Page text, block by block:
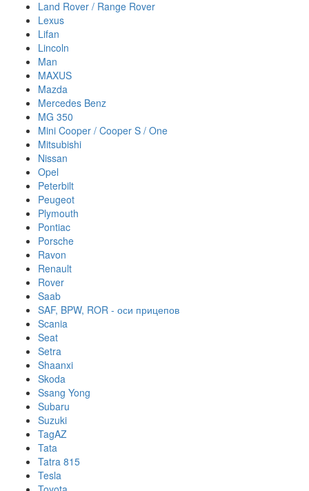
Land Rover / Range Rover
Lexus
Lifan
Lincoln
Man
MAXUS
Mazda
Mercedes Benz
MG 350
Mini Cooper / Cooper S / One
Mitsubishi
Nissan
Opel
Peterbilt
Peugeot
Plymouth
Pontiac
Porsche
Ravon
Renault
Rover
Saab
SAF, BPW, ROR - оси прицепов
Scania
Seat
Setra
Shaanxi
Skoda
Ssang Yong
Subaru
Suzuki
TagAZ
Tata
Tatra 815
Tesla